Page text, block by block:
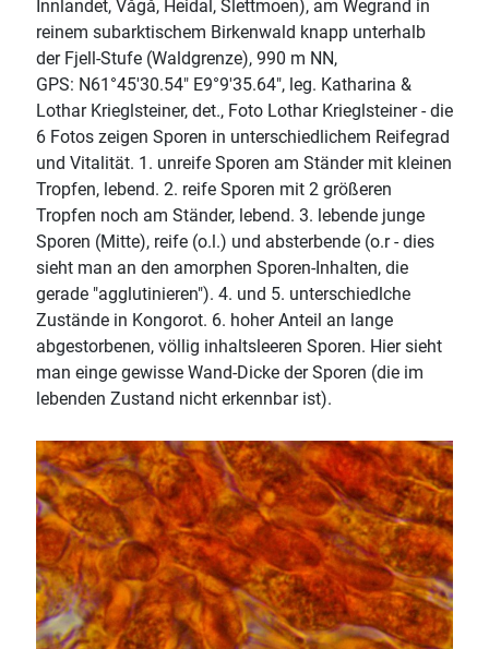
Innlandet, Vågå, Heidal, Slettmoen), am Wegrand in
reinem subarktischem Birkenwald knapp unterhalb
der Fjell-Stufe (Waldgrenze), 990 m NN,
GPS: N61°45'30.54" E9°9'35.64", leg. Katharina &
Lothar Krieglsteiner, det., Foto Lothar Krieglsteiner - die
6 Fotos zeigen Sporen in unterschiedlichem Reifegrad
und Vitalität. 1. unreife Sporen am Ständer mit kleinen
Tropfen, lebend. 2. reife Sporen mit 2 größeren
Tropfen noch am Ständer, lebend. 3. lebende junge
Sporen (Mitte), reife (o.l.) und absterbende (o.r - dies
sieht man an den amorphen Sporen-Inhalten, die
gerade "agglutinieren"). 4. und 5. unterschiedlche
Zustände in Kongorot. 6. hoher Anteil an lange
abgestorbenen, völlig inhaltsleeren Sporen. Hier sieht
man einge gewisse Wand-Dicke der Sporen (die im
lebenden Zustand nicht erkennbar ist).